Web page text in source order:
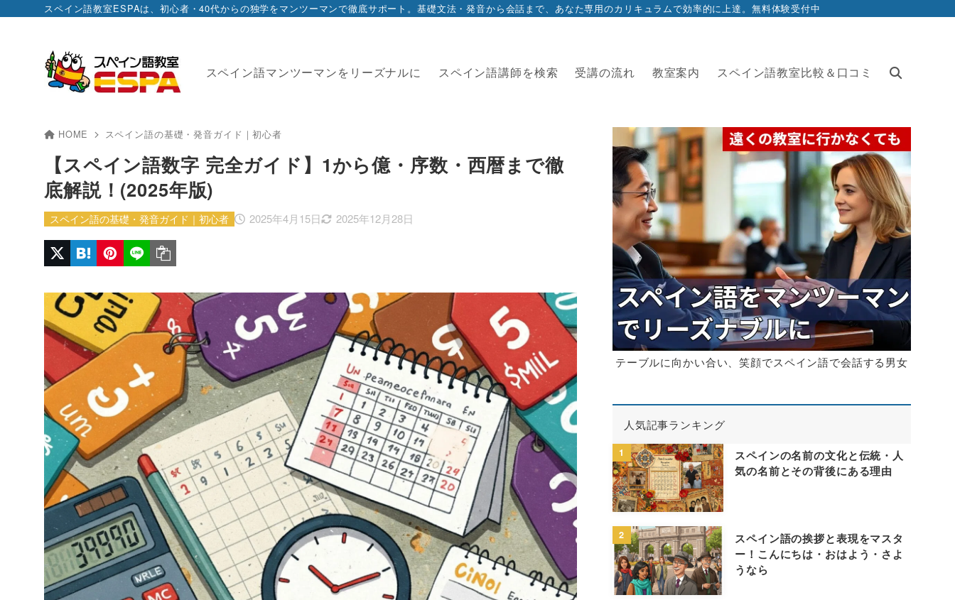
スペイン語教室ESPAは、初心者・40代からの独学をマンツーマンで徹底サポート。基礎文法・発音から会話まで、あなた専用のカリキュラムで効率的に上達。無料体験受付中
スペイン語マンツーマンをリーズナルに スペイン語講師を検索 受講の流れ 教室案内 スペイン語教室比較＆口コミ
HOME スペイン語の基礎・発音ガイド｜初心者
【スペイン語数字 完全ガイド】1から億・序数・西暦まで徹
底解説！(2025年版)
2025年4月15日 2025年12月28日
スペイン語の基礎・発音ガイド｜初心者
テーブルに向かい合い、笑顔でスペイン語で会話する男女
人気記事ランキング
1
スペインの名前の文化と伝統・人
気の名前とその背後にある理由
2
スペイン語の挨拶と表現をマスタ
ー！こんにちは・おはよう・さよ
うなら